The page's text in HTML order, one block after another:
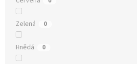
Zelená 0
Hnědá 0